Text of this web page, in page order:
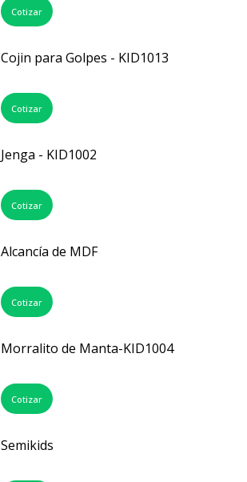
Cotizar
Cojin para Golpes - KID1013
Cotizar
Jenga - KID1002
Cotizar
Alcancía de MDF
Cotizar
Morralito de Manta-KID1004
Cotizar
Semikids